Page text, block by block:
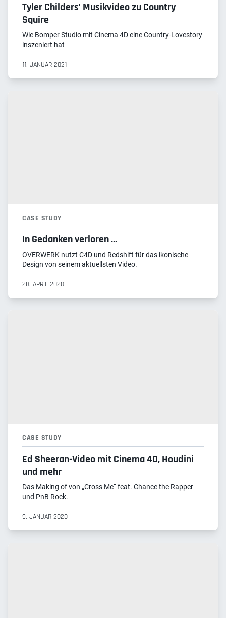
Tyler Childers’ Musikvideo zu Country
Squire
Wie Bomper Studio mit Cinema 4D eine Country-Lovestory
inszeniert hat
11. JANUAR 2021
CASE STUDY
In Gedanken verloren …
OVERWERK nutzt C4D und Redshift für das ikonische
Design von seinem aktuellsten Video.
28. APRIL 2020
CASE STUDY
Ed Sheeran-Video mit Cinema 4D, Houdini
und mehr
Das Making of von „Cross Me“ feat. Chance the Rapper
und PnB Rock.
9. JANUAR 2020